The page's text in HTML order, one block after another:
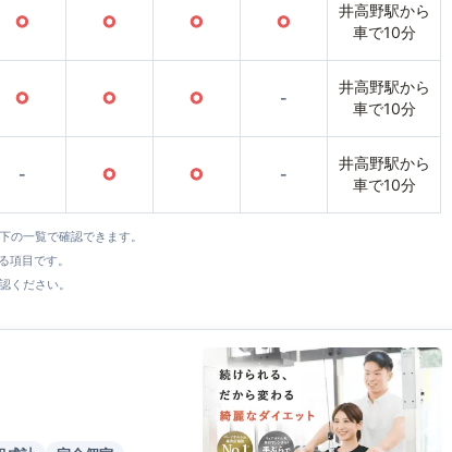
○ ○ ○ ○
井高野駅から
車で10分
○ ○ ○ -
井高野駅から
車で10分
- ○ ○ -
井高野駅から
車で10分
一覧で確認できます。
目です。
ください。